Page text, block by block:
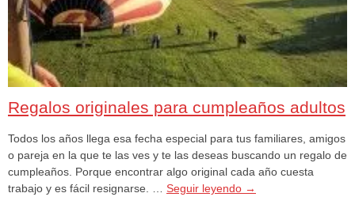
Regalos originales para cumpleaños adultos
Todos los años llega esa fecha especial para tus familiares, amigos
o pareja en la que te las ves y te las deseas buscando un regalo de
cumpleaños. Porque encontrar algo original cada año cuesta
trabajo y es fácil resignarse. … Seguir leyendo →